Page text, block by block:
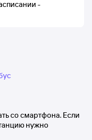
-
со смартфона. Если
нужно